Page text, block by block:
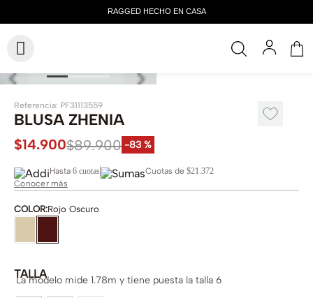
Referencia: PF31113559
BLUSA ZHENIA
$14.900$89.900 -83 %
Hasta 6 cuotas Cuotas de $21.372
Conocer más
COLOR:Rojo Oscuro
TALLA
La modelo mide 1.78m y tiene puesta la talla 6